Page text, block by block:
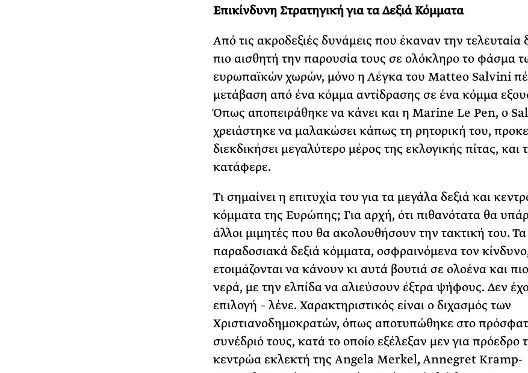
Επικίνδυνη Στρατηγική για τα Δεξιά Κόμματα
Από τις ακροδεξιές δυνάμεις που έκαναν την τελευταία
πιο αισθητή την παρουσία τους σε ολόκληρο το φάσμα
ευρωπαϊκών χωρών, μόνο η Λέγκα του Matteo Salvini
μετάβαση από ένα κόμμα αντίδρασης σε ένα κόμμα
Όπως αποπειράθηκε να κάνει και η Marine Le Pen, ο
χρειάστηκε να μαλακώσει κάπως τη ρητορική του,
διεκδικήσει μεγαλύτερο μέρος της εκλογικής πίτας, και
κατάφερε.
Τι σημαίνει η επιτυχία του για τα μεγάλα δεξιά και
κόμματα της Ευρώπης; Για αρχή, ότι πιθανότατα θα
άλλοι μιμητές που θα ακολουθήσουν την τακτική του. Τα
παραδοσιακά δεξιά κόμματα, οσφραινόμενα τον
ετοιμάζονται να κάνουν κι αυτά βουτιά σε ολοένα και
νερά, με την ελπίδα να αλιεύσουν έξτρα ψήφους. Δεν
επιλογή – λένε. Χαρακτηριστικός είναι ο διχασμός των
Χριστιανοδημοκρατών, όπως αποτυπώθηκε στο
συνέδριό τους, κατά το οποίο εξέλεξαν μεν για πρόεδρο
κεντρώα εκλεκτή της Angela Merkel, Annegret Kramp-